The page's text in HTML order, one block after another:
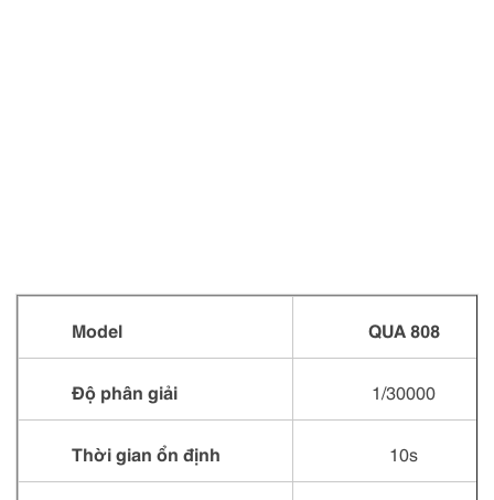
Model QUA 808
Độ phân giải 1/30000
Thời gian ổn định 10s